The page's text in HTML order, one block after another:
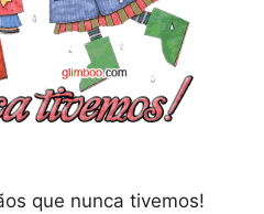
que nunca tivemos!